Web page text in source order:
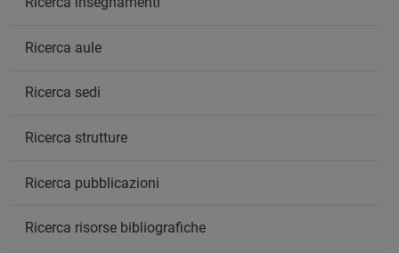
Ricerca aule
Ricerca sedi
Ricerca strutture
Ricerca pubblicazioni
Ricerca risorse bibliografiche